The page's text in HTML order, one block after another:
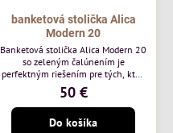
banketová stolička Alica
Modern 20
Banketová stolička Alica Modern 20
so zeleným čalúnením je
perfektným riešením pre tých, ktorí
si cenia vysokú kvalitu a jedinečný
dizajn. Stolička je výnimočná
použitím vysoko kvalitného tmavo
zeleného zamatového čalúnenia od
50 €
Do košíka